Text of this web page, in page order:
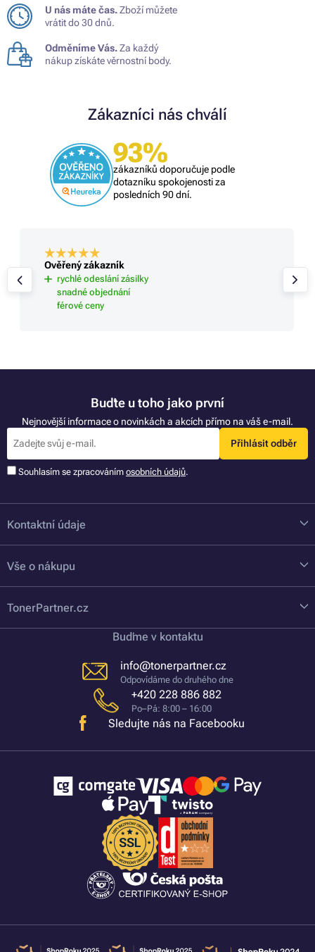
U nás máte čas.Zboží můžete
vrátit do 30 dnů.
Odměníme Vás.Za každý
nákup získáte věrnostní body.
Zákazníci nás chválí
93%
zákazníků doporučuje podle
dotazníku spokojenosti za
posledních 90 dní.
Ověřený zákazník
rychlé odeslání zásilky
snadné objednání
férové ceny
Buďte u toho jako první
Nejnovější informace o novinkách a akcích přímo na váš e-mail.
Přihlásit odběr
Souhlasím se zpracováním osobních údajů.
Kontaktní údaje
Vše o nákupu
TonerPartner.cz
Buďme v kontaktu
info@tonerpartner.cz
Odpovídáme do druhého dne
+420 228 886 882
Po–Pá: 8:00 – 16:00
Sledujte nás na Facebooku